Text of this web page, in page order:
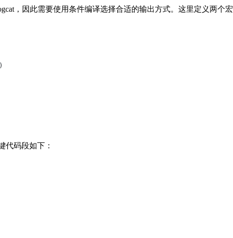
，因此需要使用条件编译选择合适的输出方式。这里定义两个宏
代码段如下：